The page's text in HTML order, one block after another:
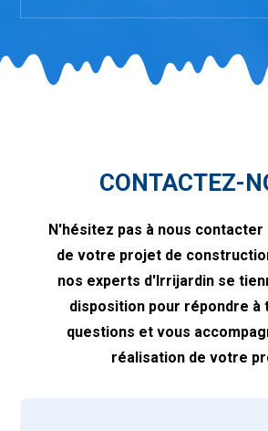
CONTACTEZ-
N'hésitez pas à nous
de votre projet de
nos experts d'Irrijardin se
disposition pour répondre à
questions et vous
réalisation de votre